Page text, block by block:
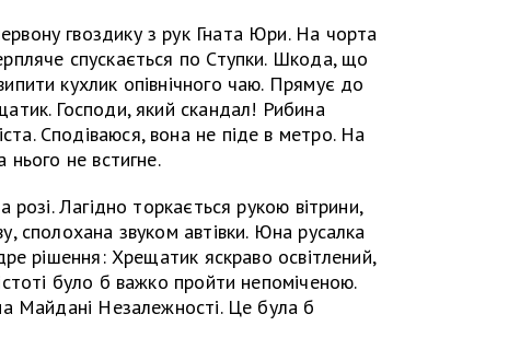
гвоздику з рук Гната Юри. На чорта
спускається по Ступки. Шкода, що
кухлик опівнічного чаю. Прямує до
Господи, який скандал! Рибина
Сподіваюся, вона не піде в метро. На
не встигне.
розі. Лагідно торкається рукою вітрини,
сполохана звуком автівки. Юна русалка
рішення: Хрещатик яскраво освітлений,
було б важко пройти непоміченою.
Майдані Незалежності. Це була б